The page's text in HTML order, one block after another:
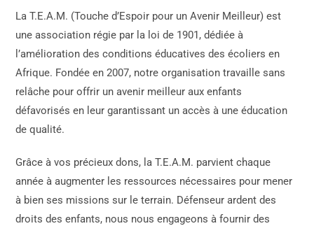
La T.E.A.M. (Touche d’Espoir pour un Avenir Meilleur) est
une association régie par la loi de 1901, dédiée à
l’amélioration des conditions éducatives des écoliers en
Afrique. Fondée en 2007, notre organisation travaille sans
relâche pour offrir un avenir meilleur aux enfants
défavorisés en leur garantissant un accès à une éducation
de qualité.
Grâce à vos précieux dons, la T.E.A.M. parvient chaque
année à augmenter les ressources nécessaires pour mener
à bien ses missions sur le terrain. Défenseur ardent des
droits des enfants, nous nous engageons à fournir des